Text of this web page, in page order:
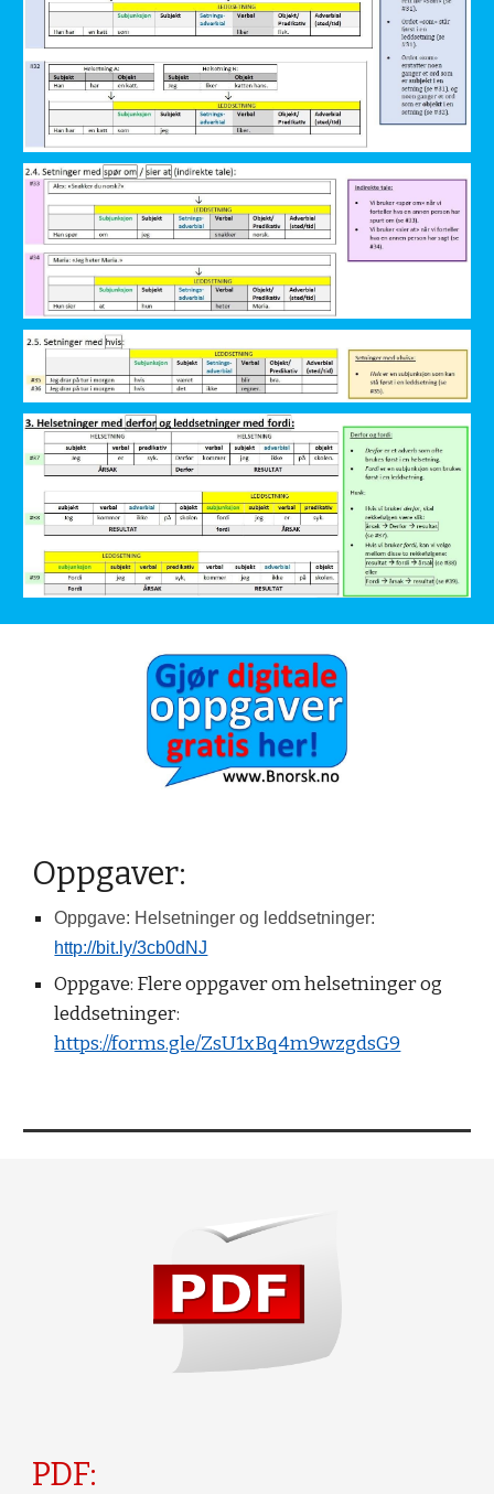
Oppgaver:
Oppgave: Helsetninger og leddsetninger:
http://bit.ly/3cb0dNJ
Oppgave: Flere oppgaver om helsetninger og
leddsetninger:
https://forms.gle/ZsU1xBq4m9wzgdsG9
PDF: